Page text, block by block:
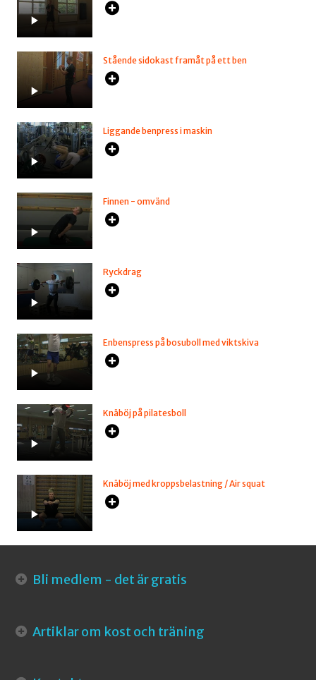
Stående sidokast framåt på ett ben
Liggande benpress i maskin
Finnen - omvänd
Ryckdrag
Enbenspress på bosuboll med viktskiva
Knäböj på pilatesboll
Knäböj med kroppsbelastning / Air squat
Bli medlem - det är gratis
Artiklar om kost och träning